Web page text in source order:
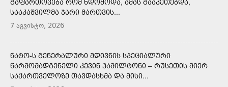
ᲒᲐᲤᲐᲠᲗᲝᲕᲔᲑᲐ ᲠᲝᲛ ᲜᲓᲝᲛᲝᲓᲐ, ᲐᲛᲐᲡ ᲒᲐᲐᲙᲔᲗᲔᲑᲓᲐ,
ᲡᲐᲐᲙᲐᲨᲕᲘᲚᲛᲐ ᲯᲐᲠᲘ ᲛᲐᲠᲗᲕᲘᲡ...
7 აგვისტო, 2026
ᲜᲐᲢᲝ-Ს ᲒᲔᲜᲔᲠᲐᲚᲣᲠᲘ ᲛᲓᲘᲕᲜᲘᲡ ᲡᲞᲔᲪᲘᲐᲚᲣᲠᲘ
ᲬᲐᲠᲛᲝᲛᲐᲓᲒᲔᲜᲔᲚᲘ ᲙᲔᲕᲘᲜ ᲰᲐᲛᲘᲚᲢᲝᲜᲘ – ᲠᲣᲡᲔᲗᲘᲡ ᲛᲘᲔᲠ
ᲡᲐᲥᲐᲠᲗᲕᲔᲚᲝᲖᲔ ᲗᲐᲕᲓᲐᲡᲮᲛᲐ ᲓᲐ ᲛᲘᲡᲘ...